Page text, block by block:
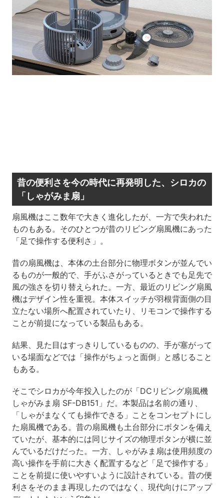
昔の便利さを今の時代に再発明した、シロカの
「しゃがみま扇」
扇風機はここ数年で大きく進化したが、一方で失われた
ものもある。そのひとつが昔のリビング扇風機にあった
「足で操作する便利さ」。
昔の扇風機は、本体の土台部分に物理ボタンが並んでい
るものが一般的で、手がふさがっているときでも足先で
風の強さを切り替えられた。一方、最近のリビング扇風
機はデザイン性を重視。本体スイッチが羽根背面側の目
立たない場所へ配置されていたり、リモコンで操作する
ことが前提になっている製品もある。
結果、見た目はすっきりしているものの、手が塞がって
いる場面などでは「操作がちょっと面倒」と感じること
もある。
そこでシロカが今年投入したのが「DCリビング扇風機
しゃがみま扇 SF-DB151」だ。本製品は名前の通り、
「しゃがまなくても操作できる」ことをコンセプトにし
た扇風機である。昔の扇風機も土台部分にボタンを備え
ていたが、基本的には同じサイズの物理ボタンが横に並
んでいるだけだった。一方、しゃがみま扇は使用頻度の
高い操作を手前に大きく配置するなど「足で操作する」
ことを前提に使いやすいように設計されている。昔の便
利さをそのまま再現したのではなく、現代向けにアップ